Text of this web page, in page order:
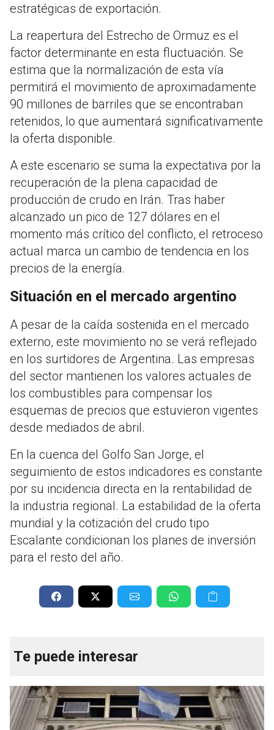
estratégicas de exportación.
La reapertura del Estrecho de Ormuz es el
factor determinante en esta fluctuación. Se
estima que la normalización de esta vía
permitirá el movimiento de aproximadamente
90 millones de barriles que se encontraban
retenidos, lo que aumentará significativamente
la oferta disponible.
A este escenario se suma la expectativa por la
recuperación de la plena capacidad de
producción de crudo en Irán. Tras haber
alcanzado un pico de 127 dólares en el
momento más crítico del conflicto, el retroceso
actual marca un cambio de tendencia en los
precios de la energía.
Situación en el mercado argentino
A pesar de la caída sostenida en el mercado
externo, este movimiento no se verá reflejado
en los surtidores de Argentina. Las empresas
del sector mantienen los valores actuales de
los combustibles para compensar los
esquemas de precios que estuvieron vigentes
desde mediados de abril.
En la cuenca del Golfo San Jorge, el
seguimiento de estos indicadores es constante
por su incidencia directa en la rentabilidad de
la industria regional. La estabilidad de la oferta
mundial y la cotización del crudo tipo
Escalante condicionan los planes de inversión
para el resto del año.
Te puede interesar